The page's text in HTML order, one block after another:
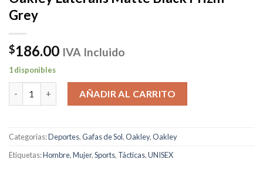
Grey
$186.00 IVA Incluido
1 disponibles
Oakley Lateralis Matte Black Prizm Grey cantidad
AÑADIR AL CARRITO
Categorías:Deportes,Gafas de Sol,Oakley,Oakley
Etiquetas:Hombre,Mujer,Sports, Tácticas,UNISEX